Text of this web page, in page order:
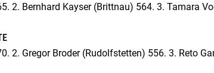
2. Bernhard Kayser (Brittnau) 564. 3. Tamara
2. Gregor Broder (Rudolfstetten) 556. 3. Reto